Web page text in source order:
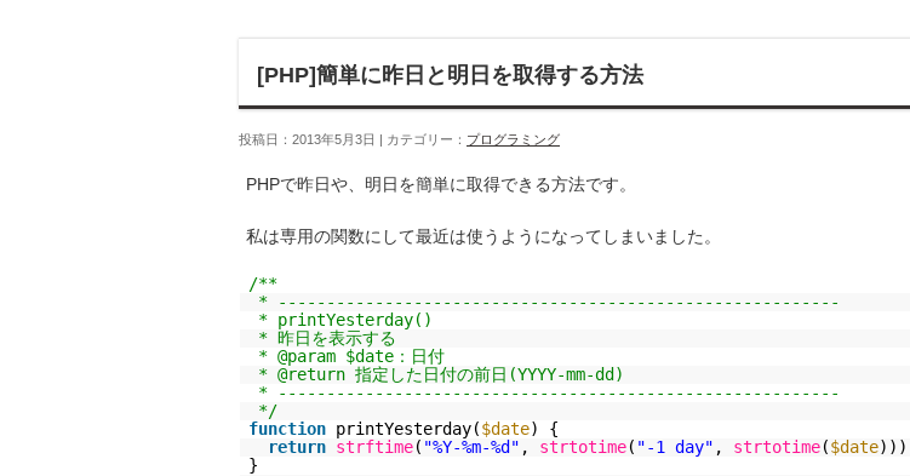
[PHP]簡単に昨日と明日を取得する方法
投稿日：2013年5月3日 | カテゴリー： プログラミング
PHPで昨日や、明日を簡単に取得できる方法です。
私は専用の関数にして最近は使うようになってしまいました。
/**
* ----------------------------------------------------------
* printYesterday()
* 昨日を表示する
* @param $date：日付
* @return 指定した日付の前日(YYYY-mm-dd)
* ----------------------------------------------------------
*/
function printYesterday($date) {
return strftime( "%Y-%m-%d" , strtotime( "-1 day" , strtotime($date
}